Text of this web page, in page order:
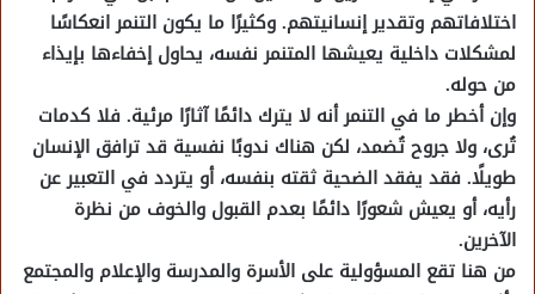
اختلافاتهم وتقدير إنسانيتهم. وكثيرًا ما يكون التنمر انعكاسًا
لمشكلات داخلية يعيشها المتنمر نفسه، يحاول إخفاءها بإيذاء
من حوله.
وإن أخطر ما في التنمر أنه لا يترك دائمًا آثارًا مرئية. فلا كدمات
تُرى، ولا جروح تُضمد، لكن هناك ندوبًا نفسية قد ترافق الإنسان
طويلًا. فقد يفقد الضحية ثقته بنفسه، أو يتردد في التعبير عن
رأيه، أو يعيش شعورًا دائمًا بعدم القبول والخوف من نظرة
الآخرين.
من هنا تقع المسؤولية على الأسرة والمدرسة والإعلام والمجتمع